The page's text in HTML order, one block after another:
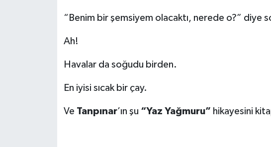
“Benim bir şemsiyem olacaktı, nerede o?” diye
Ah!
Havalar da soğudu birden.
En iyisi sıcak bir çay.
Ve Tanpınar’ın şu “Yaz Yağmuru” hikayesini